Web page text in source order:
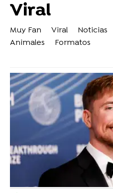
Viral
Muy Fan Viral Noticias
Animales
Formatos